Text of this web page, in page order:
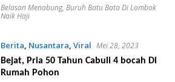
Belasan Menabung, Buruh Batu Bata Di Lombok
Naik Haji
Berita, Nusantara, Viral Mei 28, 2023
Bejat, Pria 50 Tahun Cabuli 4 bocah Di
Rumah Pohon